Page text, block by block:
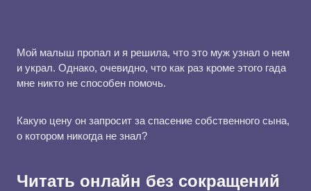
Мой малыш пропал и я решила, что это муж узнал о нем
и украл. Однако, очевидно, что как раз кроме этого гада
мне никто не способен помочь.
Какую цену он запросит за спасение собственного сына,
о котором никогда не знал?
Читать онлайн без сокращений